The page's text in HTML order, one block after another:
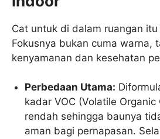
Cat untuk di dalam ruangan
Fokusnya bukan cuma warna,
kenyamanan dan kesehatan
Perbedaan Utama:
kadar VOC (Volatile
rendah sehingga baunya
aman bagi pernapasan.